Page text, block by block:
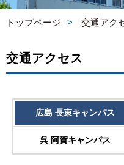
トップページ 交通アク
交通アクセス
広島 長束キャンパス
呉 阿賀キャンパス